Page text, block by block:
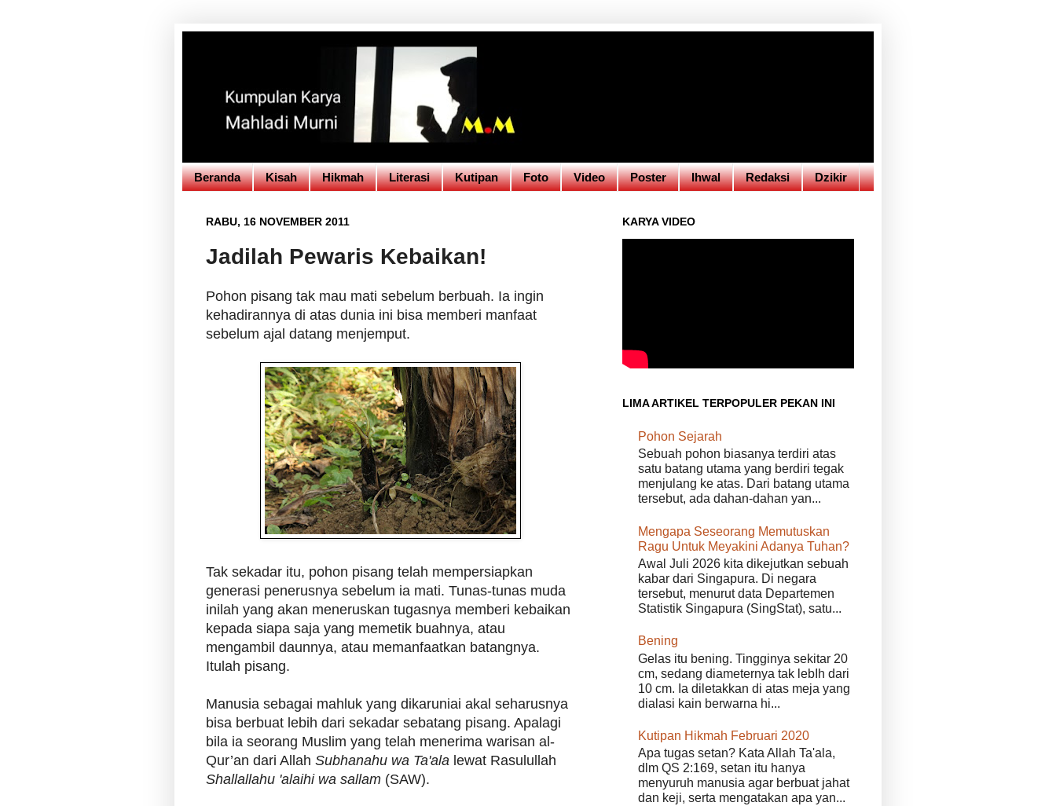
Beranda Kisah Hikmah Literasi Kutipan Foto Video Poster Ihwal Redaksi Dzikir
RABU, 16 NOVEMBER 2011
Jadilah Pewaris Kebaikan!
Pohon pisang tak mau mati sebelum berbuah. Ia ingin
kehadirannya di atas dunia ini bisa memberi manfaat
sebelum ajal datang menjemput.
Tak sekadar itu, pohon pisang telah mempersiapkan
generasi penerusnya sebelum ia mati. Tunas-tunas muda
inilah yang akan meneruskan tugasnya memberi kebaikan
kepada siapa saja yang memetik buahnya, atau
mengambil daunnya, atau memanfaatkan batangnya.
Itulah pisang.
Manusia sebagai mahluk yang dikaruniai akal seharusnya
bisa berbuat lebih dari sekadar sebatang pisang. Apalagi
bila ia seorang Muslim yang telah menerima warisan al-
Qur’an dari Allah Subhanahu wa Ta'ala lewat Rasulullah
Shallallahu 'alaihi wa sallam (SAW).
KARYA VIDEO
LIMA ARTIKEL TERPOPULER PEKAN INI
Pohon Sejarah
Sebuah pohon biasanya terdiri atas
satu batang utama yang berdiri tegak
menjulang ke atas. Dari batang utama
tersebut, ada dahan-dahan yan...
Mengapa Seseorang Memutuskan
Ragu Untuk Meyakini Adanya Tuhan?
Awal Juli 2026 kita dikejutkan sebuah
kabar dari Singapura. Di negara
tersebut, menurut data Departemen
Statistik Singapura (SingStat), satu...
Bening
Gelas itu bening. Tingginya sekitar 20
cm, sedang diameternya tak lebIh dari
10 cm. Ia diletakkan di atas meja yang
dialasi kain berwarna hi...
Kutipan Hikmah Februari 2020
Apa tugas setan? Kata Allah Ta'ala,
dlm QS 2:169, setan itu hanya
menyuruh manusia agar berbuat jahat
dan keji, serta mengatakan apa yan...